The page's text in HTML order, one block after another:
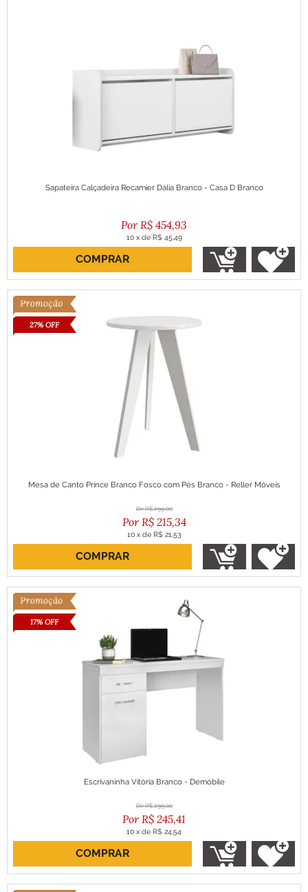
Sapateira Calçadeira Recamier Dália Branco - Casa D Branco
R$ 454,93
10 x de R$ 45,49
ou R$ 409,44 no boleto
COMPRAR
27% OFF
Mesa de Canto Prince Branco Fosco com Pés Branco - Reller Móveis
R$ 299,00
R$ 215,34
10 x de R$ 21,53
ou R$ 193,81 no boleto
COMPRAR
17% OFF
Escrivaninha Vitória Branco - Demóbile
R$ 299,00
R$ 245,41
10 x de R$ 24,54
ou R$ 220,87 no boleto
COMPRAR